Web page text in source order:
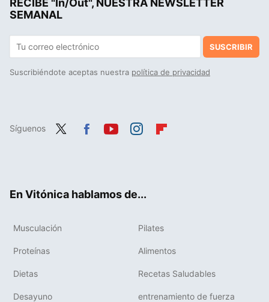
RECIBE "In/Out", NUESTRA NEWSLETTER
SEMANAL
SUSCRIBIR
Suscribiéndote aceptas nuestra política de privacidad
Síguenos
En Vitónica hablamos de...
Musculación Pilates
Proteínas Alimentos
Dietas Recetas Saludables
Desayuno entrenamiento de fuerza